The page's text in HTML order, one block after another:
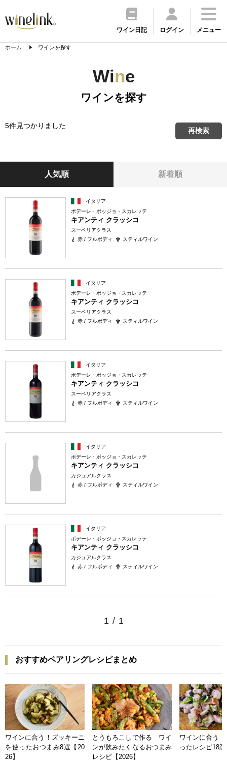
ワイン日記 ログイン メニュー
ホーム ワインを探す
Wine
ワインを探す
5件見つかりました
再検索
人気順 新着順
イタリア
ポデーレ・ポッジョ・スカレッテ
キアンティ クラッシコ
スーペリアクラス
赤 / フルボディ
スティルワイン
イタリア
ポデーレ・ポッジョ・スカレッテ
キアンティ クラッシコ
スーペリアクラス
赤 / フルボディ
スティルワイン
イタリア
ポデーレ・ポッジョ・スカレッテ
キアンティ クラッシコ
スーペリアクラス
赤 / フルボディ
スティルワイン
イタリア
ポデーレ・ポッジョ・スカレッテ
キアンティ クラッシコ
カジュアルクラス
赤 / フルボディ
スティルワイン
イタリア
ポデーレ・ポッジョ・スカレッテ
キアンティ クラッシコ
カジュアルクラス
赤 / フルボディ
スティルワイン
1 / 1
おすすめペアリングレシピまとめ
ワインに合う！ズッキーニ
を使ったおつまみ8選【20
26】
とうもろこしで作る ワイ
ンが飲みたくなるおつまみ
レシピ【2026】
ワインに合う
ったレシピ18